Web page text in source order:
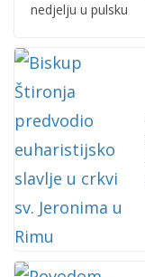
nedjelju u pulsku